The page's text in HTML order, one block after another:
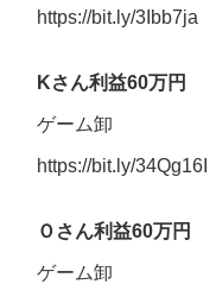
https://bit.ly/3Ibb7ja
Kさん利益60万円
ゲーム卸
https://bit.ly/34Qg16I
Ｏさん利益60万円
ゲーム卸